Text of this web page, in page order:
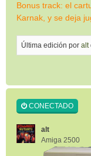
Bonus track: el
Karnak, y se deja
Última edición por alt
CONECTADO
alt
Amiga 2500